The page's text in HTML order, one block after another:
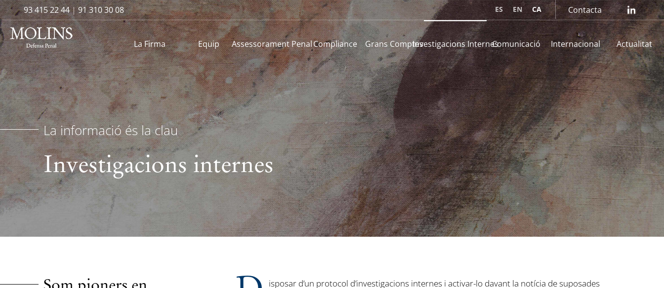
93 415 22 44|91 310 30 08 CA
EN
ES Contacta lin
La Firma Equip Assessorament PenalCompliance Grans ComptesInvestigacions InternesComunicació Internacional Actualitat
La informació és la clau
Investigacions internes
isposar d’un protocol d’investigacions internes i activar-lo davant la notícia de suposades